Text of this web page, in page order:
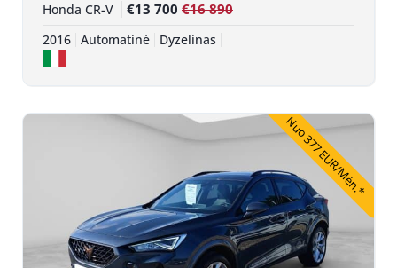
Honda CR-V €13 700 €16 890
2016 Automatinė Dyzelinas
Nuo 377 EUR/Mėn.*